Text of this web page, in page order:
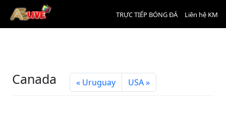
TRỰC TIẾP BÓNG ĐÁ Liên hệ KM
Canada Uruguay USA